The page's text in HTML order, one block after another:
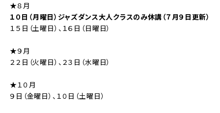
★８月
１０日（月曜日）ジャズダンス大人クラスのみ休講（７月９日更新）
１５日（土曜日）、１６日（日曜日）
★９月
２２日（火曜日）、２３日（水曜日）
★１０月
９日（金曜日）、１０日（土曜日）